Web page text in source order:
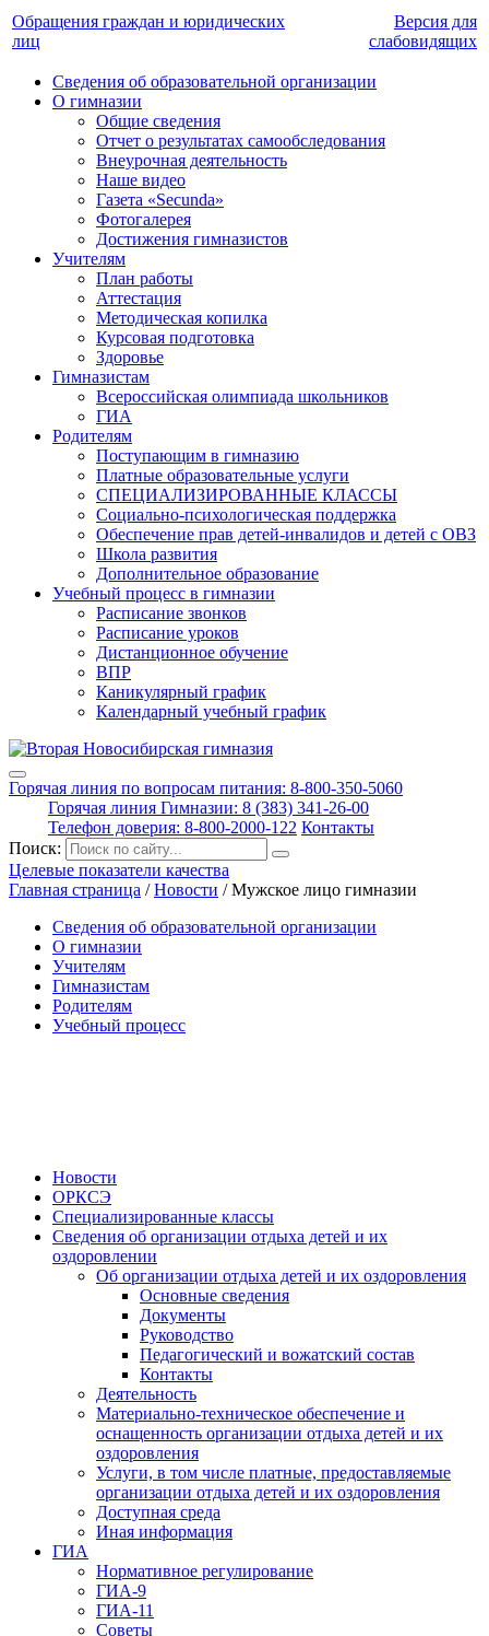
Обращения граждан и юридических
лиц
Версия для
слабовидящих
Сведения об образовательной организации
О гимназии
Общие сведения
Отчет о результатах самообследования
Внеурочная деятельность
Наше видео
Газета «Secunda»
Фотогалерея
Достижения гимназистов
Учителям
План работы
Аттестация
Методическая копилка
Курсовая подготовка
Здоровье
Гимназистам
Всероссийская олимпиада школьников
ГИА
Родителям
Поступающим в гимназию
Платные образовательные услуги
СПЕЦИАЛИЗИРОВАННЫЕ КЛАССЫ
Социально-психологическая поддержка
Обеспечение прав детей-инвалидов и детей с ОВЗ
Школа развития
Дополнительное образование
Учебный процесс в гимназии
Расписание звонков
Расписание уроков
Дистанционное обучение
ВПР
Каникулярный график
Календарный учебный график
Горячая линия по вопросам питания: 8-800-350-5060
Горячая линия Гимназии: 8 (383) 341-26-00
Телефон доверия: 8-800-2000-122 Контакты
Поиск:
Целевые показатели качества
Главная страница /Новости /Мужское лицо гимназии
Сведения об образовательной организации
О гимназии
Учителям
Гимназистам
Родителям
Учебный процесс
Новости
ОРКСЭ
Специализированные классы
Сведения об организации отдыха детей и их
оздоровлении
Об организации отдыха детей и их оздоровления
Основные сведения
Документы
Руководство
Педагогический и вожатский состав
Контакты
Деятельность
Материально-техническое обеспечение и
оснащенность организации отдыха детей и их
оздоровления
Услуги, в том числе платные, предоставляемые
организации отдыха детей и их оздоровления
Доступная среда
Иная информация
ГИА
Нормативное регулирование
ГИА-9
ГИА-11
Советы